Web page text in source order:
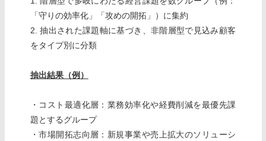
「守りの効率化」「攻めの開拓」）に集約
2. 抽出された課題軸に基づき、非階層型で見込み顧客
をタイプ別に分類
抽出結果（例）
・コスト最適化層：業務効率化や経費削減を最優先課
題とするグループ
・市場開拓志向層：新規事業や売上拡大のソリューシ